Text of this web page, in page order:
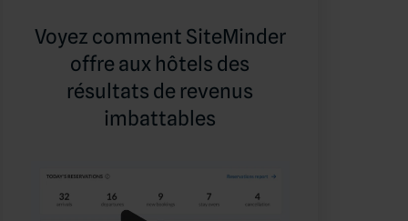
Voyez comment SiteMinder
offre aux hôtels des
résultats de revenus
imbattables